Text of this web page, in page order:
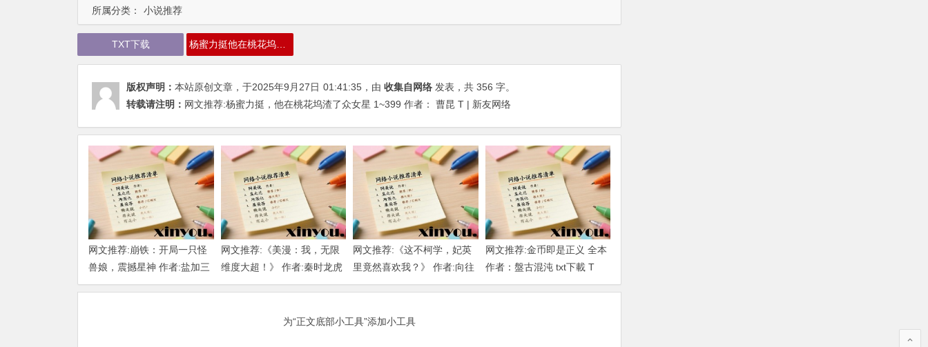
所属分类： 小说推荐
TXT下载
版权声明： 本站原创文章，于2025年9月27日 01:41:35 ，由 收集自网络 发表，共 356 字。
转载请注明： 网文推荐:杨蜜力挺，他在桃花坞渣了众女星 1~399 作者： 曹昆 T | 新友网络
网文推荐:崩铁：开局一只怪
兽娘，震撼星神 作者:盐加三
勺 （1-218）TXT下载
网文推荐:《美漫：我，无限
维度大超！》 作者:秦时龙虎
大明 1-802章 TXT下载
网文推荐:《这不柯学，妃英
里竟然喜欢我？》 作者:向往
柯南 1-189章 TXT下载
网文推荐:金币即是正义 全本
作者：盤古混沌 txt下載 T
为“正文底部小工具”添加小工具